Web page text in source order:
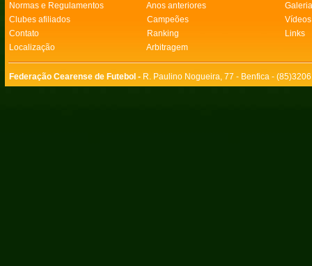
Normas e Regulamentos
Anos anteriores
Clubes afiliados
Campeões
Vídeos
Contato
Ranking
Links
Localização
Arbitragem
Federação Cearense de Futebol - R. Paulino Nogueira, 77 - Benfica -